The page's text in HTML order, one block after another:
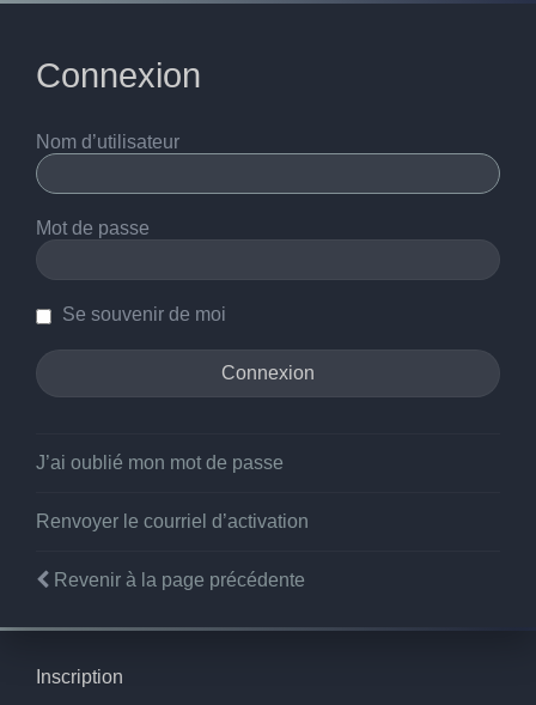
Connexion
Nom d’utilisateur
Mot de passe
Se souvenir de moi
J’ai oublié mon mot de passe
Renvoyer le courriel d’activation
Revenir à la page précédente
Inscription